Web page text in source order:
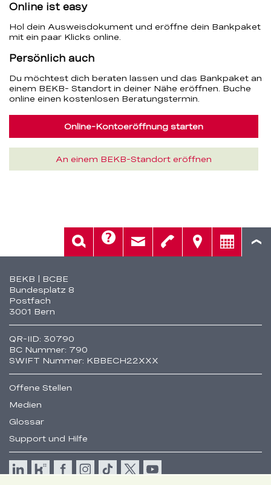
Online ist easy
Hol dein Ausweisdokument und eröffne dein Bankpaket
mit ein paar Klicks online.
Persönlich auch
Du möchtest dich beraten lassen und das Bankpaket an
einem BEKB- Standort in deiner Nähe eröffnen. Buche
online einen kostenlosen Beratungstermin.
Online-Kontoeröffnung starten
An einem BEKB-Standort eröffnen
Fusszeile
BEKB | BCBE
Bundesplatz 8
Postfach
3001 Bern
QR-IID: 30790
BC Nummer: 790
SWIFT Nummer: KBBECH22XXX
Offene Stellen
Medien
Glossar
Support und Hilfe